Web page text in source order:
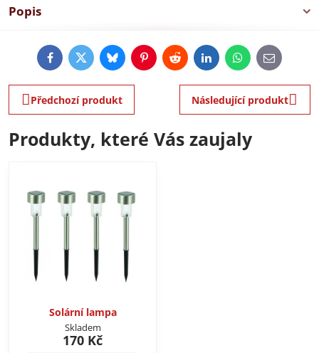
Popis
FacebookTwitterBlueskyPinterestRedditLinkedInWhatsApp
E-
mail
Předchozí produkt Následující produkt
Produkty, které Vás zaujaly
Solární lampa
Skladem
170 Kč